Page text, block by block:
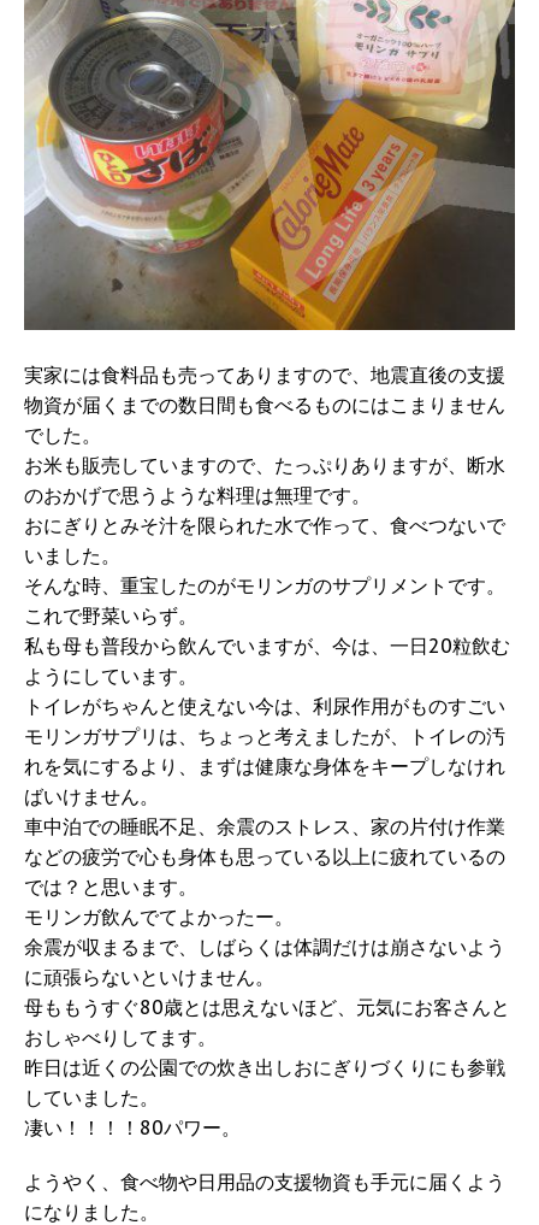
実家には食料品も売ってありますので、地震直後の支援
物資が届くまでの数日間も食べるものにはこまりません
でした。
お米も販売していますので、たっぷりありますが、断水
のおかげで思うような料理は無理です。
おにぎりとみそ汁を限られた水で作って、食べつないで
いました。
そんな時、重宝したのがモリンガのサプリメントです。
これで野菜いらず。
私も母も普段から飲んでいますが、今は、一日20粒飲む
ようにしています。
トイレがちゃんと使えない今は、利尿作用がものすごい
モリンガサプリは、ちょっと考えましたが、トイレの汚
れを気にするより、まずは健康な身体をキープしなけれ
ばいけません。
車中泊での睡眠不足、余震のストレス、家の片付け作業
などの疲労で心も身体も思っている以上に疲れているの
では？と思います。
モリンガ飲んでてよかったー。
余震が収まるまで、しばらくは体調だけは崩さないよう
に頑張らないといけません。
母ももうすぐ80歳とは思えないほど、元気にお客さんと
おしゃべりしてます。
昨日は近くの公園での炊き出しおにぎりづくりにも参戦
していました。
凄い！！！！80パワー。
ようやく、食べ物や日用品の支援物資も手元に届くよう
になりました。